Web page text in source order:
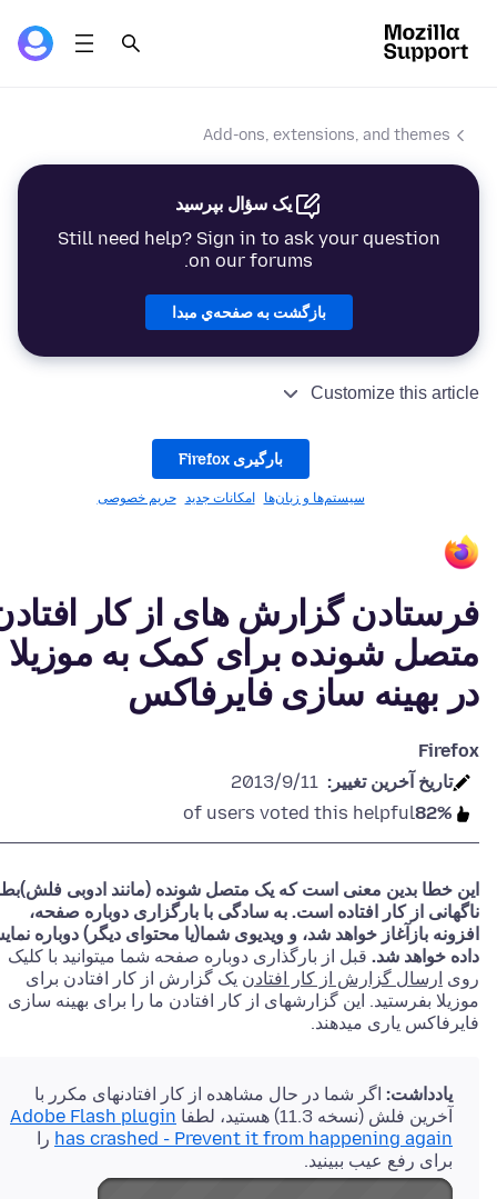
Add-ons, extensions, and themes
یک سؤال بپرسید
Still need help? Sign in to ask your question
on our forums.
بازگشت به صفحه‌ي مبدا
Customize this article
بارگیری Firefox
سیستم‌ها و زبان‌ها امکانات جدید حریم خصوصی
فرستادن گزارش های از کار
متصل شونده برای کمک به موزیلا
در بهینه سازی فایرفاکس
Firefox
تاريخ آخرين تغيير: 2013/9/11
82%
of users voted this helpful
این خطا بدین معنی است که یک متصل شونده (مانند ادوبی
ناگهانی از کار افتاده است. به سادگی با بارگزاری دوباره صفحه،
افزونه بازآغاز خواهد شد، و ویدیوی شما(یا محتوای دیگر) دوباره
داده خواهد شد. قبل از بارگذاری دوباره صفحه شما میتوانید با کلیک
روی ارسال گزارش از کار افتادن یک گزارش از کار افتادن برای
موزیلا بفرستید. این گزارشهای از کار افتادن ما را برای بهینه سازی
فایرفاکس یاری میدهند.
یادداشت: اگر شما در حال مشاهده از کار افتادنهای مکرر با
آخرین فلش (نسخه 11.3) هستید، لطفا
Adobe Flash plugin
has crashed - Prevent it from happening again را
برای رفع عیب ببینید.